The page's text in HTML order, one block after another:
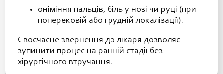
оніміння пальців, біль у нозі чи руці (при
поперековій або грудній локалізації).
Своєчасне звернення до лікаря дозволяє
зупинити процес на ранній стадії без
хірургічного втручання.